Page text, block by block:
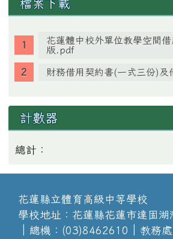
檔案下載
花蓮體中校外單位教學空間
版.pdf
財務借用契約書(一式三份)及
計數器
總計：
花蓮縣立體育高級中等學校
學校地址：花蓮縣花蓮市達固湖
│總機：(03)8462610│教務處(